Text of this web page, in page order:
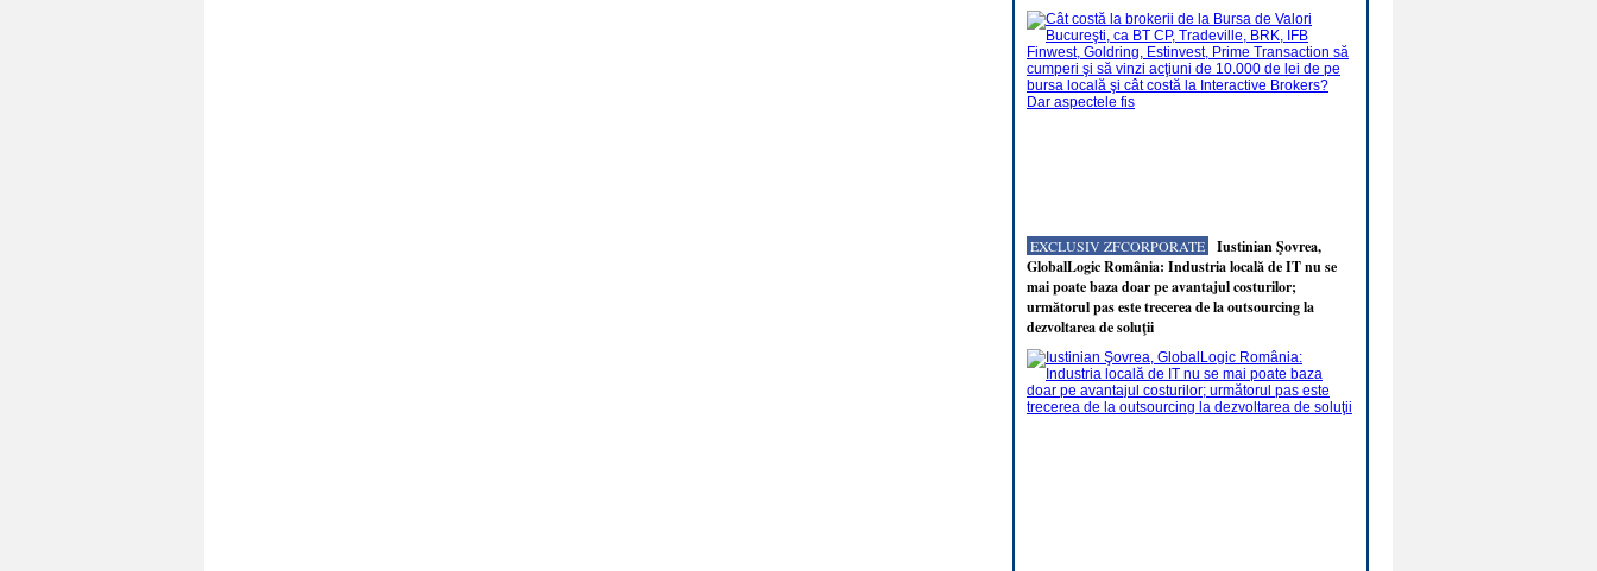
EXCLUSIV ZFCORPORATE
Iustinian Şovrea,
GlobalLogic România: Industria locală de IT nu se
mai poate baza doar pe avantajul costurilor;
următorul pas este trecerea de la outsourcing la
dezvoltarea de soluţii